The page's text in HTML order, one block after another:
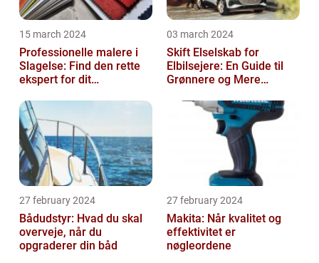
15 march 2024
Professionelle malere i
Slagelse: Find den rette
ekspert for dit
03 march 2024
Skift Elselskab for
Elbilsejere: En Guide til
Grønnere og Mere
27 february 2024
Bådudstyr: Hvad du skal
overveje, når du
opgraderer din båd
27 february 2024
Makita: Når kvalitet og
effektivitet er
nøgleordene